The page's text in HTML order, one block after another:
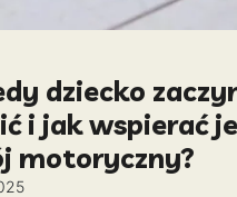
dziecko
i jak wspierać
motoryczny?